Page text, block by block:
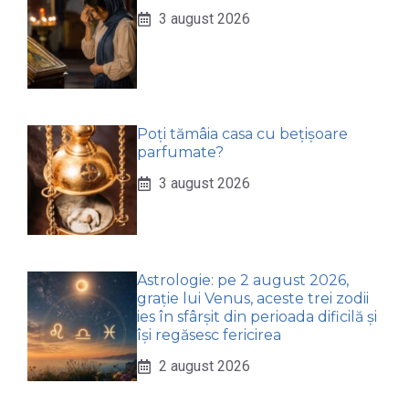
3 august 2026
Poți tămâia casa cu bețișoare
parfumate?
3 august 2026
Astrologie: pe 2 august 2026,
grație lui Venus, aceste trei zodii
ies în sfârșit din perioada dificilă și
își regăsesc fericirea
2 august 2026